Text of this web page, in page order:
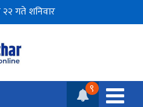
गते शनिवार
९